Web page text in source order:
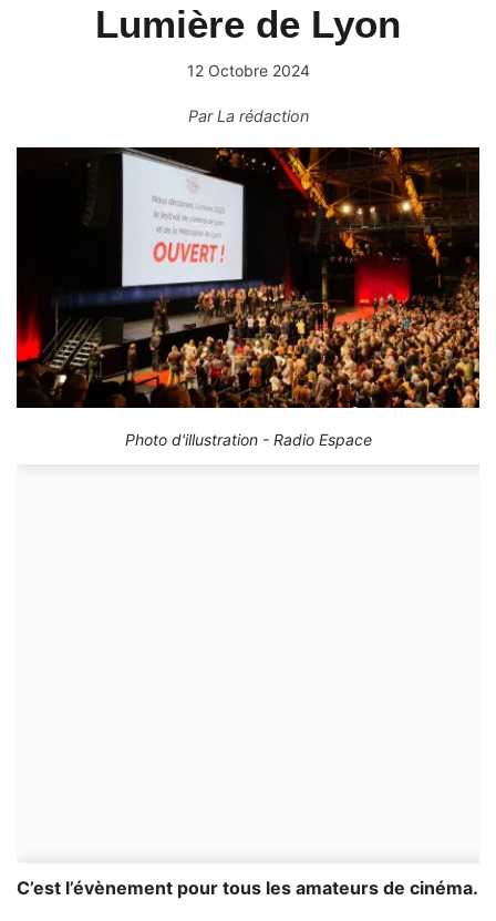
Lumière de Lyon
12 Octobre 2024
ParLa rédaction
Photo d'illustration - Radio Espace
C’est l’évènement pour tous les amateurs de cinéma.